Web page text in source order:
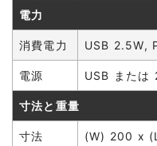
電力
消費電力 USB 2.5W,
電源 USB または
寸法と重量
寸法 (W) 200 x